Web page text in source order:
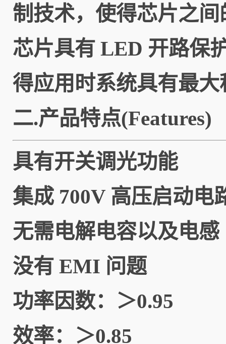
制技术，使得芯片之
芯片具有 LED 开路保
得应用时系统具有最
二.产品特点(Features)
具有开关调光功能
集成 700V 高压启动电
无需电解电容以及电感
没有 EMI 问题
功率因数：＞0.95
效率：＞0.85